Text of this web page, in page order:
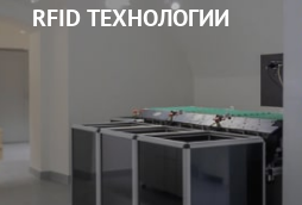
RFID ТЕХНОЛОГИИ